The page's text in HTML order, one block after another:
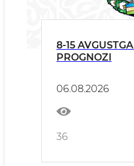
8-15 AVGUSTGA OB-HAVO
PROGNOZI
06.08.2026
36